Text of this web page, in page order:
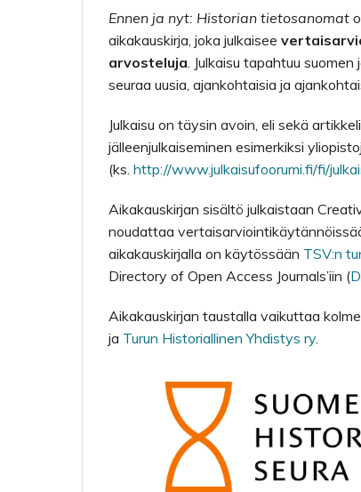
Ennen ja nyt: Historian tietosanomat
aikakauskirja, joka julkaisee
arvosteluja. Julkaisu tapahtuu suomen
seuraa uusia, ajankohtaisia ja
Julkaisu on täysin avoin, eli sekä
jälleenjulkaiseminen esimerkiksi
(ks. http://www.julkaisufoorumi.fi/fi/
Aikakauskirjan sisältö julkaistaan
noudattaa
aikakauskirjalla on käytössään TSV:n
Directory of Open Access Journals’iin (
Aikakauskirjan taustalla vaikuttaa
ja Turun Historiallinen Yhdistys ry.